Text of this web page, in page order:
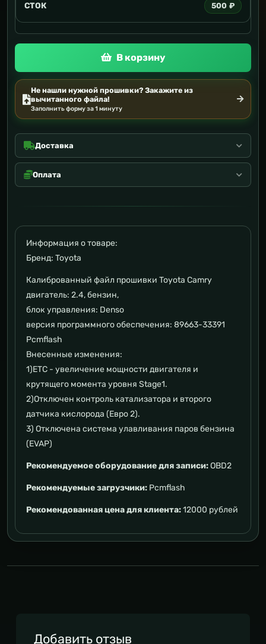
СТОК 500 ₽
В корзину
Не нашли нужной прошивки? Закажите из
вычитанного файла!
Заполнить форму за 1 минуту
Доставка
Оплата
Информация о товаре:
Бренд: Toyota
Калиброванный файл прошивки Toyota Camry
двигатель: 2.4, бензин,
блок управления: Denso
версия программного обеспечения: 89663-33391
Pcmflash
Внесенные изменения:
1)ETC - увеличение мощности двигателя и
крутящего момента уровня Stage1.
2)Отключен контроль катализатора и второго
датчика кислорода (Евро 2).
3) Отключена система улавливания паров бензина
(EVAP)
Рекомендуемое оборудование для записи:OBD2
Рекомендуемые загрузчики: Pcmflash
Рекомендованная цена для клиента:12000 рублей
Добавить отзыв